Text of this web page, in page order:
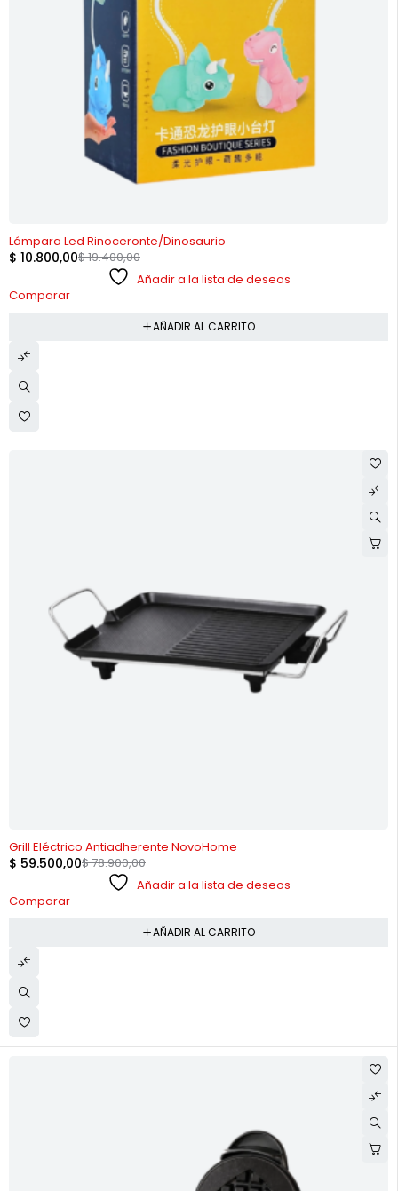
-44%
Lámpara Led Rinoceronte/Dinosaurio
$19.400,00
$ 10.800,00
Añadir a la lista de deseos
Comparar
AÑADIR AL CARRITO
-25%
Grill Eléctrico Antiadherente NovoHome
$78.900,00
$ 59.500,00
Añadir a la lista de deseos
Comparar
AÑADIR AL CARRITO